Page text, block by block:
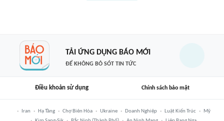
TẢI ỨNG DỤNG BÁO MỚI
ĐỂ KHÔNG BỎ SÓT TIN TỨC
Điều khoản sử dụng Chính sách bảo mật
Iran Hạ Tầng Chợ Biên Hòa Ukraine Doanh Nghiệp Luật Kiến Trúc
Mỹ